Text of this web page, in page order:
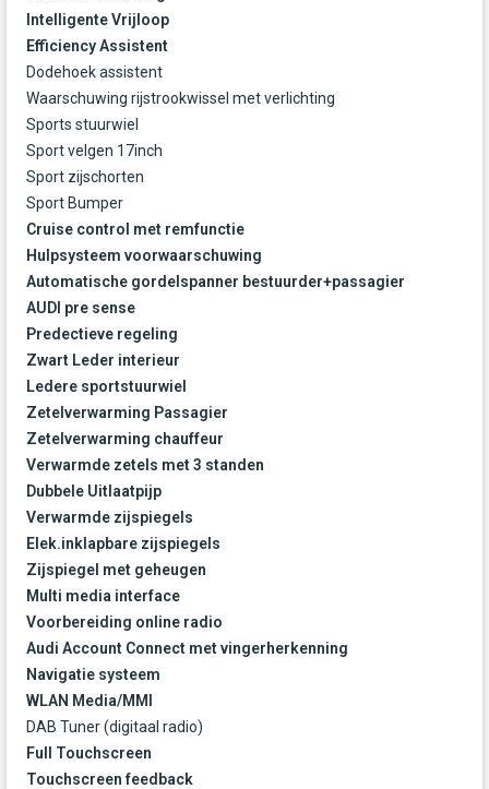
Intelligente Vrijloop
Efficiency Assistent
Dodehoek assistent
Waarschuwing rijstrookwissel met verlichting
Sports stuurwiel
Sport velgen 17inch
Sport zijschorten
Sport Bumper
Cruise control met remfunctie
Hulpsysteem voorwaarschuwing
Automatische gordelspanner bestuurder+passagier
AUDI pre sense
Predectieve regeling
Zwart Leder interieur
Ledere sportstuurwiel
Zetelverwarming Passagier
Zetelverwarming chauffeur
Verwarmde zetels met 3 standen
Dubbele Uitlaatpijp
Verwarmde zijspiegels
Elek.inklapbare zijspiegels
Zijspiegel met geheugen
Multi media interface
Voorbereiding online radio
Audi Account Connect met vingerherkenning
Navigatie systeem
WLAN Media/MMI
DAB Tuner (digitaal radio)
Full Touchscreen
Touchscreen feedback